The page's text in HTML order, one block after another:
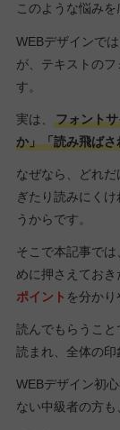
このような悩み
WEBデザインで
が、テキストの
す。
実は、
フォント
か」「読み飛ば
なぜなら、どれ
ぎたり読みにく
うからです。
そこで本記事で
めに押さえておき
ポイント を分かり
読んでもらうこ
読まれ、全体の印
WEBデザイン初
ない中級者の方も